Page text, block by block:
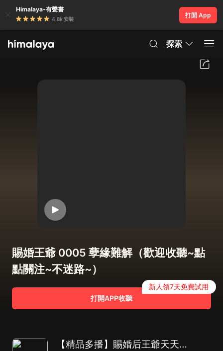
Himalaya-有聲書
4.8k 安裝
打開 App
探索
賜婚王爺 0005 孽緣難解（歡迎收聽~點
點關注~不迷路~）
打開APP收聽
新人領7天免費試用
【精品多播】賜婚后王爺天天拒絕和離 | 糖心北北宮廷爽文